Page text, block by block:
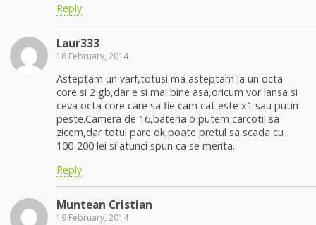
Reply
Laur333
18 February, 2014
Asteptam un varf,totusi ma asteptam la un octa
core si 2 gb,dar e si mai bine asa,oricum vor lansa si
ceva octa core care sa fie cam cat este x1 sau putin
peste.Camera de 16,bateria o putem carcotii sa
zicem,dar totul pare ok,poate pretul sa scada cu
100-200 lei si atunci spun ca se merita.
Reply
Muntean Cristian
19 February, 2014